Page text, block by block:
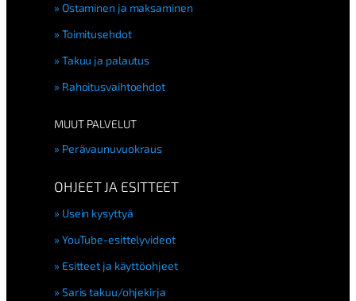
Ostaminen ja maksaminen
Toimitusehdot
Takuu ja palautus
Rahoitusvaihtoehdot
MUUT PALVELUT
Perävaunuvuokraus
OHJEET JA ESITTEET
Usein kysyttyä
YouTube-esittelyvideot
Esitteet ja käyttöohjeet
Saris takuu/ohjekirja